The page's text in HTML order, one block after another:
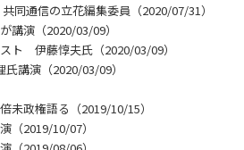
通信の立花編集委員（2020/07/31）
演（2020/03/09）
ト 伊藤惇夫氏（2020/03/09）
講演（2020/03/09）
政権語る（2019/10/15）
2019/10/07）